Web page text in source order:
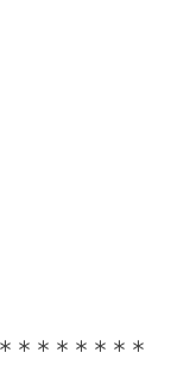
＊＊＊＊＊＊＊